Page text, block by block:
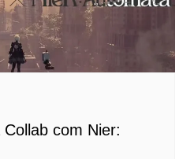
com Nier: